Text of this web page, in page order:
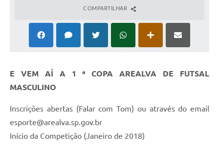
COMPARTILHAR
E VEM AÍ A 1 ª COPA AREALVA DE FUTSAL
MASCULINO
Inscrições abertas (Falar com Tom) ou através do email
esporte@arealva.sp.gov.br
Início da Competição (Janeiro de 2018)